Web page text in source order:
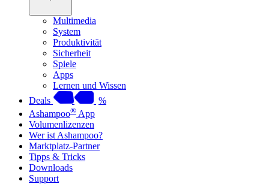
Multimedia
System
Produktivität
Sicherheit
Spiele
Apps
Lernen und Wissen
Deals
%
Ashampoo® App
Volumenlizenzen
Wer ist Ashampoo?
Marktplatz-Partner
Tipps & Tricks
Downloads
Support